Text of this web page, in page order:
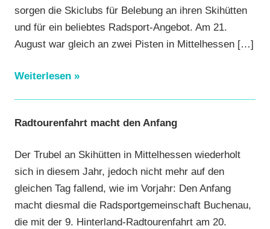
sorgen die Skiclubs für Belebung an ihren Skihütten
und für ein beliebtes Radsport-Angebot. Am 21.
August war gleich an zwei Pisten in Mittelhessen […]
Weiterlesen
Radtourenfahrt macht den Anfang
Der Trubel an Skihütten in Mittelhessen wiederholt
sich in diesem Jahr, jedoch nicht mehr auf den
gleichen Tag fallend, wie im Vorjahr: Den Anfang
macht diesmal die Radsportgemeinschaft Buchenau,
die mit der 9. Hinterland-Radtourenfahrt am 20.